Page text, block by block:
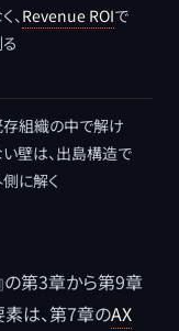
、Revenue ROIで
組織の中で解け
壁は、出島構造で
に解く
の第3章から第9章
は、第7章のAX